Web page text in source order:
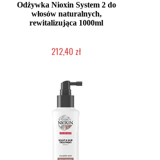
Odżywka Nioxin System 2 do
włosów naturalnych,
rewitalizująca 1000ml
212,40 zł